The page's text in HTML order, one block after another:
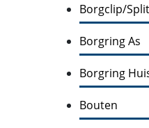
Borgclip/
Borgring As
Borgring
Bouten